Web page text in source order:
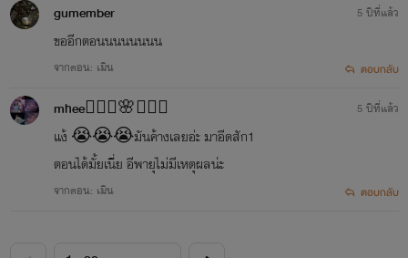
gumember
ขออีกตอนนนนนนนน
จากตอน: เมิน
5 ปีที่แล้ว
ตอบกลับ
mhee🧚🏼‍♀️🌸🧚🏼‍♀️
แง้ 😭😭😭มันค้างเลยอ่ะ มาอีดสัก1
ตอนได้มั้ยเนี่ย อีพายุไม่มีเหตุผลน่ะ
จากตอน: เมิน
5 ปีที่แล้ว
ตอบกลับ